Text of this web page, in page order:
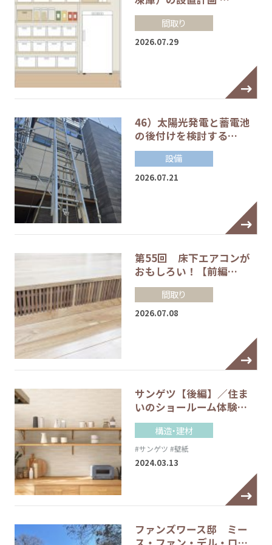
間取り
2026.07.29
46）太陽光発電と蓄電池
の後付けを検討する…
設備
2026.07.21
第55回 床下エアコンが
おもしろい！【前編…
間取り
2026.07.08
サンゲツ【後編】／住ま
いのショールーム体験…
構造・建材
#サンゲツ #壁紙
2024.03.13
ファンズワース邸 ミー